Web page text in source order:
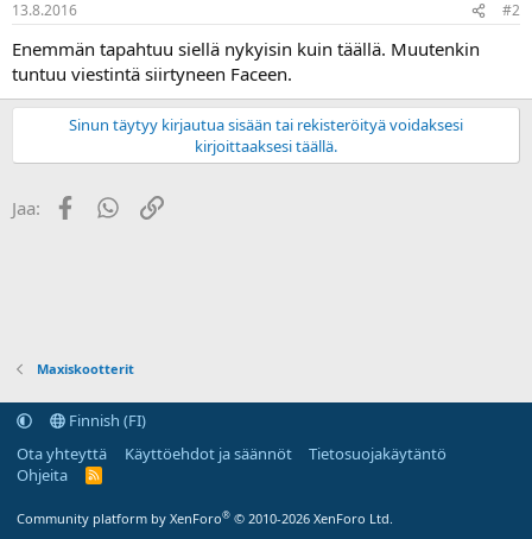
a
13.8.2016 #2
Enemmän tapahtuu siellä nykyisin kuin täällä. Muutenkin
tuntuu viestintä siirtyneen Faceen.
Sinun täytyy kirjautua sisään tai rekisteröityä voidaksesi
kirjoittaaksesi täällä.
Jaa: FacebookWhatsApp
Linkki
Maxiskootterit
Finnish (FI)
Ota yhteyttä
Käyttöehdot ja säännöt
Tietosuojakäytäntö
Ohjeita
R
Community platform by XenForo® © 2010-2026 XenForo Ltd.